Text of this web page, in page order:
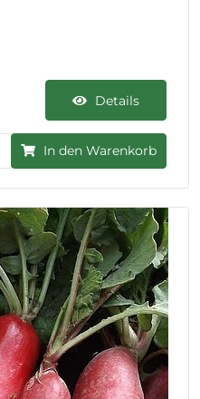
Details
In den Warenkorb